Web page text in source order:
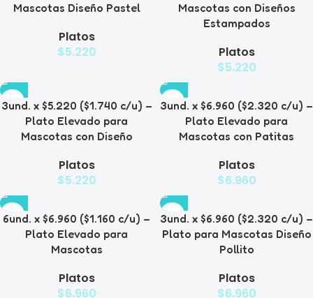
Mascotas Diseño Pastel
Platos
$5.220
Mascotas con Diseños
Estampados
Platos
$5.220
3und. x $5.220 ($1.740 c/u) –
Plato Elevado para
Mascotas con Diseño
Platos
$5.220
3und. x $6.960 ($2.320 c/u) –
Plato Elevado para
Mascotas con Patitas
Platos
$6.960
6und. x $6.960 ($1.160 c/u) –
Plato Elevado para
Mascotas
Platos
$6.960
3und. x $6.960 ($2.320 c/u) –
Plato para Mascotas Diseño
Pollito
Platos
$6.960